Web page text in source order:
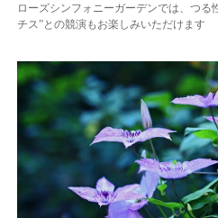
ローズシンフォニーガーデンでは、つる
チス”との競演もお楽しみいただけます